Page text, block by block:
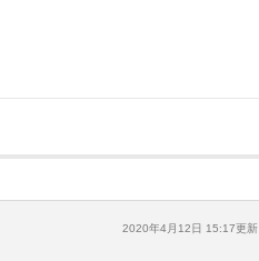
2020年4月12日 15:17更新